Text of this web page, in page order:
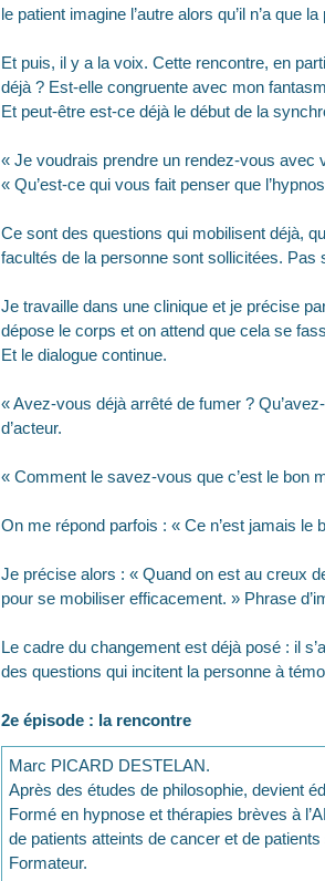
le patient imagine l’autre alors qu’il n’a que
Et puis, il y a la voix. Cette rencontre, en
déjà ? Est-elle congruente avec mon
Et peut-être est-ce déjà le début de la
« Je voudrais prendre un rendez-vous avec
« Qu’est-ce qui vous fait penser que
Ce sont des questions qui mobilisent déjà,
facultés de la personne sont sollicitées. Pas
Je travaille dans une clinique et je précise
dépose le corps et on attend que cela se
Et le dialogue continue.
« Avez-vous déjà arrêté de fumer ?
d’acteur.
« Comment le savez-vous que c’est le bon
On me répond parfois : « Ce n’est jamais le
Je précise alors : « Quand on est au creux
pour se mobiliser efficacement. » Phrase
Le cadre du changement est déjà posé : il
des questions qui incitent la personne à
2e épisode : la rencontre
Marc PICARD DESTELAN.
Après des études de philosophie, devient
Formé en hypnose et thérapies brèves à
de patients atteints de cancer et de
Formateur.